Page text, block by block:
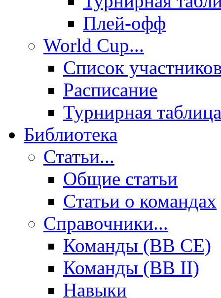
Плей-офф
World Cup...
Список
Расписание
Турнирная таблица
Библиотека
Статьи...
Общие статьи
Cтатьи о командах
Справочники...
Команды (BB CE)
Команды (BB II)
Навыки